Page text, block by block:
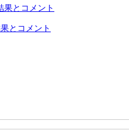
とコメント
とコメント